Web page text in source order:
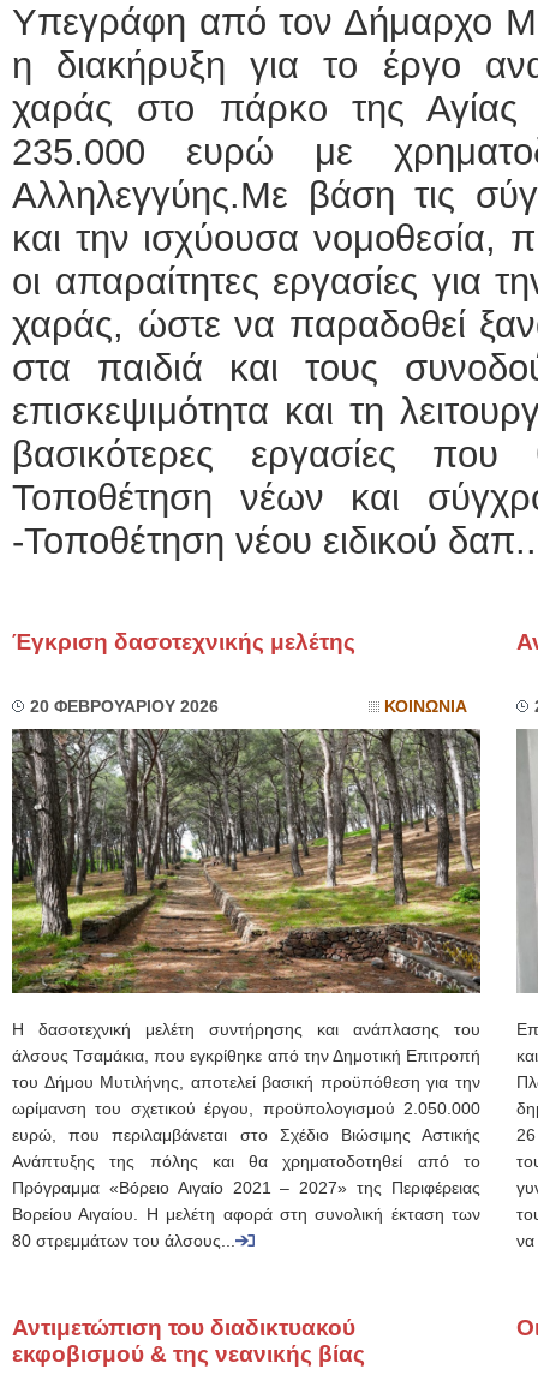
Υπεγράφη από τον Δήμαρχο
η διακήρυξη για το έργο
χαράς στο πάρκο της Αγίας
235.000 ευρώ με
Αλληλεγγύης.Με βάση τις
και την ισχύουσα νομοθεσία,
οι απαραίτητες εργασίες για
χαράς, ώστε να παραδοθεί
στα παιδιά και τους
επισκεψιμότητα και τη
βασικότερες εργασίες
Τοποθέτηση νέων και
-Τοποθέτηση νέου ειδικού
Έγκριση δασοτεχνικής μελέτης
20 ΦΕΒΡΟΥΑΡΙΟΥ 2026 ΚΟΙΝΩΝΙΑ
Η δασοτεχνική μελέτη συντήρησης και ανάπλασης του
άλσους Τσαμάκια, που εγκρίθηκε από την Δημοτική Επιτροπή
του Δήμου Μυτιλήνης, αποτελεί βασική προϋπόθεση για την
ωρίμανση του σχετικού έργου, προϋπολογισμού 2.050.000
ευρώ, που περιλαμβάνεται στο Σχέδιο Βιώσιμης Αστικής
Ανάπτυξης της πόλης και θα χρηματοδοτηθεί από το
Πρόγραμμα «Βόρειο Αιγαίο 2021 – 2027» της Περιφέρειας
Βορείου Αιγαίου. Η μελέτη αφορά στη συνολική έκταση των
80 στρεμμάτων του άλσους...
26
να
Αντιμετώπιση του διαδικτυακού
εκφοβισμού & της νεανικής βίας